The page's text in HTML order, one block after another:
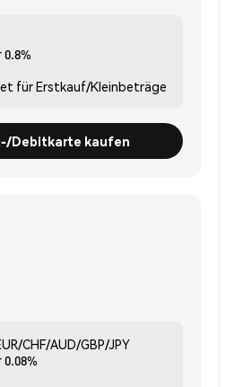
0.8%
fürErstkauf/Kleinbeträge
Debitkarte kaufen
CHF/AUD/GBP/JPY
0.08%